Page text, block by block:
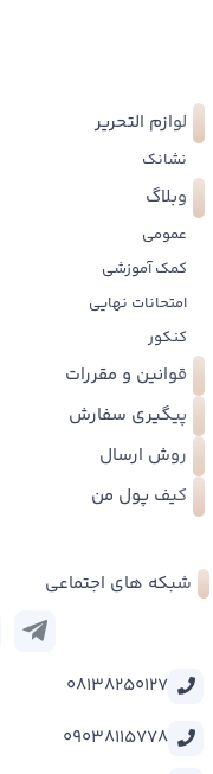
لوازم التحریر
نشانک
وبلاگ
عمومی
کمک آموزشی
امتحانات نهایی
کنکور
قوانین و مقررات
پیگیری سفارش
روش ارسال
کیف پول من
شبکه های اجتماعی
08138250127
09038115778